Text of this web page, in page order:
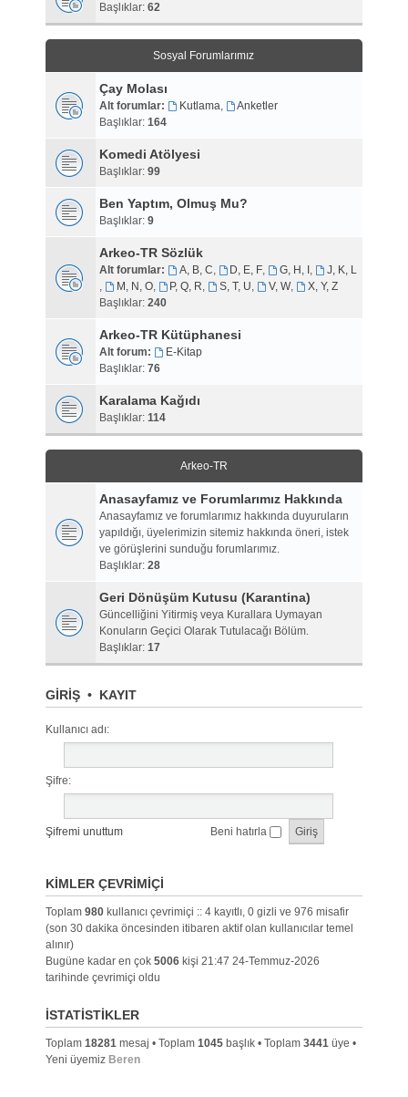
Başlıklar: 62
Sosyal Forumlarımız
Çay Molası
Alt forumlar: Kutlama,
Anketler
Başlıklar: 164
Komedi Atölyesi
Başlıklar: 99
Ben Yaptım, Olmuş Mu?
Başlıklar: 9
Arkeo-TR Sözlük
Alt forumlar: A, B, C, D, E, F, G, H, I ,
J, K, L
,
M, N, O, P, Q, R, S, T, U, V, W,
X, Y, Z
Başlıklar: 240
Arkeo-TR Kütüphanesi
Alt forum:
E-Kitap
Başlıklar: 76
Karalama Kağıdı
Başlıklar: 114
Arkeo-TR
Anasayfamız ve Forumlarımız Hakkında
Anasayfamız ve forumlarımız hakkında duyuruların
yapıldığı, üyelerimizin sitemiz hakkında öneri, istek
ve görüşlerini sunduğu forumlarımız.
Başlıklar: 28
Geri Dönüşüm Kutusu (Karantina)
Güncelliğini Yitirmiş veya Kurallara Uymayan
Konuların Geçici Olarak Tutulacağı Bölüm.
Başlıklar: 17
GIRIŞ• KAYIT
Kullanıcı adı:
Şifre:
Şifremi unuttum Beni hatırla
KIMLER ÇEVRIMIÇI
Toplam 980kullanıcı çevrimiçi :: 4 kayıtlı, 0 gizli ve 976 misafir
(son 30 dakika öncesinden itibaren aktif olan kullanıcılar temel
alınır)
Bugüne kadar en çok 5006kişi 21:47 24-Temmuz-2026
tarihinde çevrimiçi oldu
İSTATISTIKLER
Toplam 18281mesaj • Toplam 1045başlık • Toplam 3441üye •
Yeni üyemiz Beren